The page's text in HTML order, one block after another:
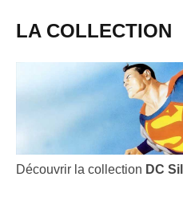
LA COLLECTION
Découvrir la collection DC